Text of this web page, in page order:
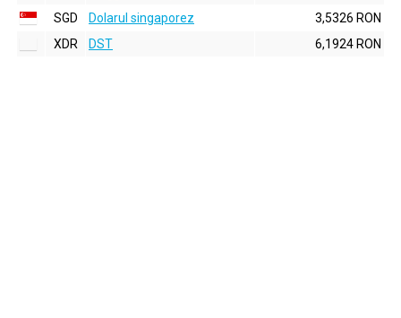
SGD
Dolarul singaporez
3,5326 RON
XDR
DST 6,1924 RON